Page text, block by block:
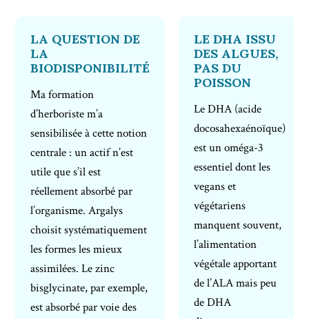
LA QUESTION DE
LA
BIODISPONIBILITÉ
Ma formation
d’herboriste m’a
sensibilisée à cette notion
centrale : un actif n’est
utile que s’il est
réellement absorbé par
l’organisme. Argalys
choisit systématiquement
les formes les mieux
assimilées. Le zinc
bisglycinate, par exemple,
est absorbé par voie des
LE DHA ISSU
DES ALGUES,
PAS DU
POISSON
Le DHA (acide
docosahexaénoïque)
est un oméga-3
essentiel dont les
vegans et
végétariens
manquent souvent,
l’alimentation
végétale apportant
de l’ALA mais peu
de DHA